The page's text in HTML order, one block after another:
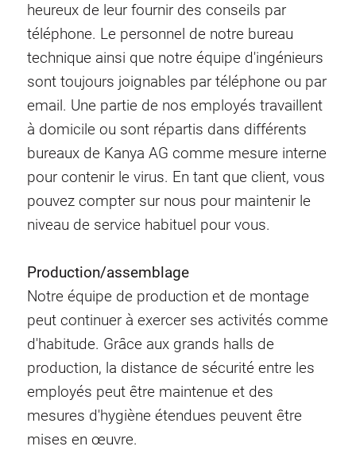
heureux de leur fournir des conseils par
téléphone. Le personnel de notre bureau
technique ainsi que notre équipe d'ingénieurs
sont toujours joignables par téléphone ou par
email. Une partie de nos employés travaillent
à domicile ou sont répartis dans différents
bureaux de Kanya AG comme mesure interne
pour contenir le virus. En tant que client, vous
pouvez compter sur nous pour maintenir le
niveau de service habituel pour vous.
Production/assemblage
Notre équipe de production et de montage
peut continuer à exercer ses activités comme
d'habitude. Grâce aux grands halls de
production, la distance de sécurité entre les
employés peut être maintenue et des
mesures d'hygiène étendues peuvent être
mises en œuvre.